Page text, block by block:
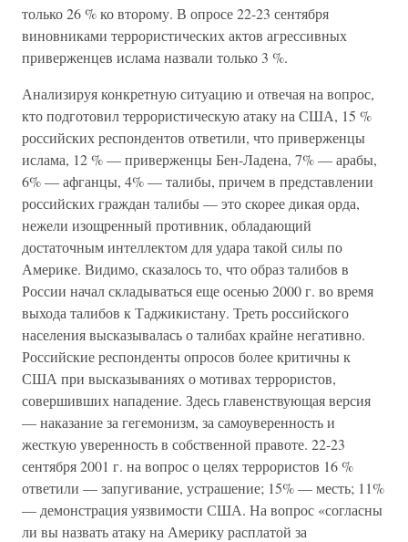
только 26 % ко второму. В опросе 22-23 сентября
виновниками террористических актов агрессивных
приверженцев ислама назвали только 3 %.
Анализируя конкретную ситуацию и отвечая на вопрос,
кто подготовил террористическую атаку на США, 15 %
российских респондентов ответили, что приверженцы
ислама, 12 % — приверженцы Бен-Ладена, 7% — арабы,
6% — афганцы, 4% — талибы, причем в представлении
российских граждан талибы — это скорее дикая орда,
нежели изощренный противник, обладающий
достаточным интеллектом для удара такой силы по
Америке. Видимо, сказалось то, что образ талибов в
России начал складываться еще осенью 2000 г. во время
выхода талибов к Таджикистану. Треть российского
населения высказывалась о талибах крайне негативно.
Российские респонденты опросов более критичны к
США при высказываниях о мотивах террористов,
совершивших нападение. Здесь главенствующая версия
— наказание за гегемонизм, за самоуверенность и
жесткую уверенность в собственной правоте. 22-23
сентября 2001 г. на вопрос о целях террористов 16 %
ответили — запугивание, устрашение; 15% — месть; 11%
— демонстрация уязвимости США. На вопрос «согласны
ли вы назвать атаку на Америку расплатой за